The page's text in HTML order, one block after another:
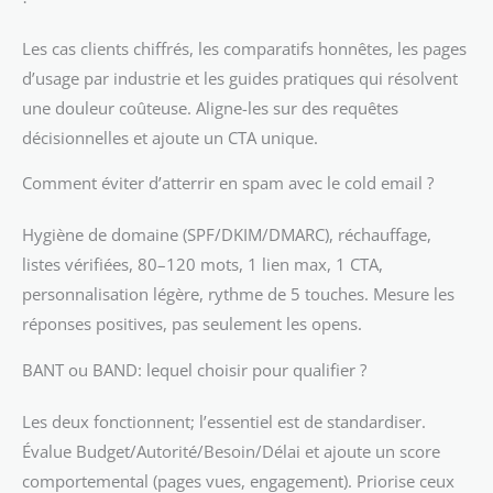
Les cas clients chiffrés, les comparatifs honnêtes, les pages
d’usage par industrie et les guides pratiques qui résolvent
une douleur coûteuse. Aligne-les sur des requêtes
décisionnelles et ajoute un CTA unique.
Comment éviter d’atterrir en spam avec le cold email ?
Hygiène de domaine (SPF/DKIM/DMARC), réchauffage,
listes vérifiées, 80–120 mots, 1 lien max, 1 CTA,
personnalisation légère, rythme de 5 touches. Mesure les
réponses positives, pas seulement les opens.
BANT ou BAND: lequel choisir pour qualifier ?
Les deux fonctionnent; l’essentiel est de standardiser.
Évalue Budget/Autorité/Besoin/Délai et ajoute un score
comportemental (pages vues, engagement). Priorise ceux